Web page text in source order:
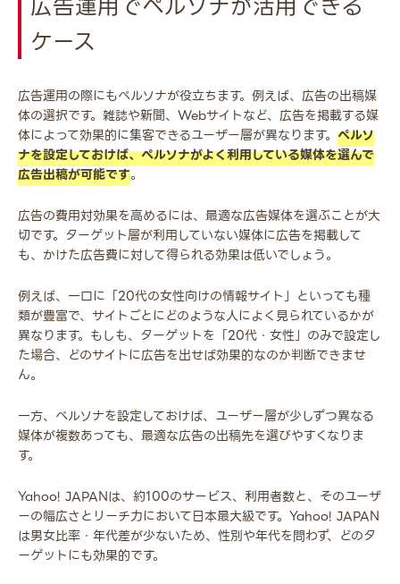
ケース
広告運用の際にもペルソナが役立ちます。例えば、広告の出稿媒
体の選択です。雑誌や新聞、Webサイトなど、広告を掲載する媒
体によって効果的に集客できるユーザー層が異なります。 ペルソ
ナを設定しておけば、ペルソナがよく利用している媒体を選んで
広告出稿が可能です。
広告の費用対効果を高めるには、最適な広告媒体を選ぶことが大
切です。ターゲット層が利用していない媒体に広告を掲載して
も、かけた広告費に対して得られる効果は低いでしょう。
例えば、一口に「20代の女性向けの情報サイト」といっても種
類が豊富で、サイトごとにどのような人によく見られているかが
異なります。もしも、ターゲットを「20代・女性」のみで設定し
た場合、どのサイトに広告を出せば効果的なのか判断できませ
ん。
一方、ペルソナを設定しておけば、ユーザー層が少しずつ異なる
媒体が複数あっても、最適な広告の出稿先を選びやすくなりま
す。
Yahoo! JAPANは、約100のサービス、利用者数と、そのユーザ
ーの幅広さとリーチ力において日本最大級です。Yahoo! JAPAN
は男女比率・年代差が少ないため、性別や年代を問わず、どのタ
ーゲットにも効果的です。